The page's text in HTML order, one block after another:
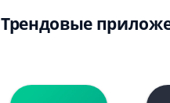
Трендовые